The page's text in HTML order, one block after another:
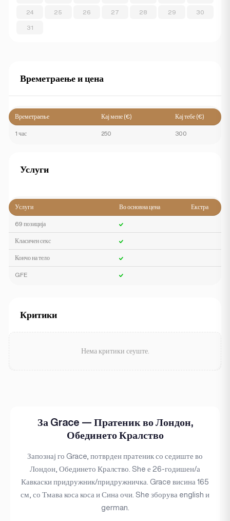
24 25 26 27 28 29 30
31
Времетраење и цена
Времетраење Кај мене (€) Кај тебе (€)
1 час 250 300
Услуги
Услуги Во основна цена Екстра
69 позиција
Класичен секс
Кончо на тело
GFE
Критики
Нема критики сеуште.
За Grace — Пратеник во Лондон,
Обединето Кралство
Запознај го Grace, потврден пратеник со седиште во
Лондон, Обединето Кралство. She е 26-годишен/а
Кавкаски придружник/придружничка. Grace висина 165
см, со Тмава коса коса и Сина очи. She зборува english и
german.